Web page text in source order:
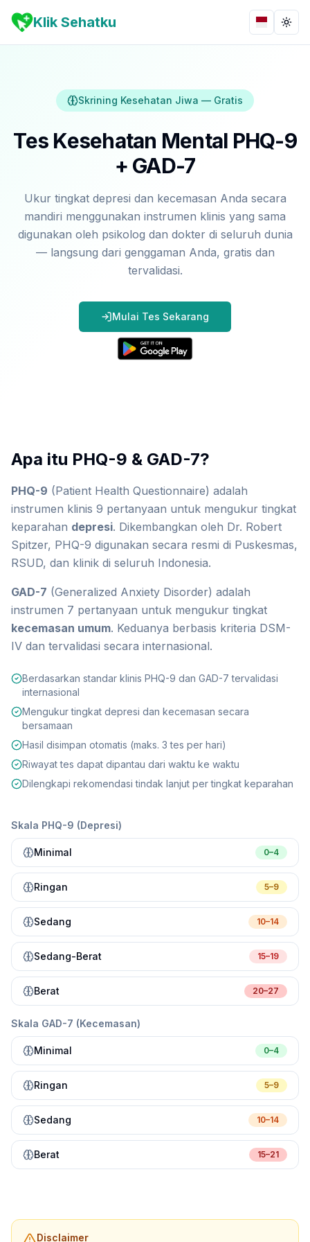
Klik Sehatku Bahasa
Skrining Kesehatan Jiwa — Gratis
Tes Kesehatan Mental PHQ-9
+ GAD-7
Ukur tingkat depresi dan kecemasan Anda secara
mandiri menggunakan instrumen klinis yang sama
digunakan oleh psikolog dan dokter di seluruh dunia
— langsung dari genggaman Anda, gratis dan
tervalidasi.
Mulai Tes Sekarang
Apa itu PHQ-9 & GAD-7?
PHQ-9 (Patient Health Questionnaire) adalah
instrumen klinis 9 pertanyaan untuk mengukur tingkat
keparahan depresi. Dikembangkan oleh Dr. Robert
Spitzer, PHQ-9 digunakan secara resmi di Puskesmas,
RSUD, dan klinik di seluruh Indonesia.
GAD-7 (Generalized Anxiety Disorder) adalah
instrumen 7 pertanyaan untuk mengukur tingkat
kecemasan umum. Keduanya berbasis kriteria DSM-
IV dan tervalidasi secara internasional.
Berdasarkan standar klinis PHQ-9 dan GAD-7 tervalidasi
internasional
Mengukur tingkat depresi dan kecemasan secara
bersamaan
Hasil disimpan otomatis (maks. 3 tes per hari)
Riwayat tes dapat dipantau dari waktu ke waktu
Dilengkapi rekomendasi tindak lanjut per tingkat keparahan
Skala PHQ-9 (Depresi)
Minimal 0–4
Ringan 5–9
Sedang 10–14
Sedang-Berat 15–19
Berat 20–27
Skala GAD-7 (Kecemasan)
Minimal 0–4
Ringan 5–9
Sedang 10–14
Berat 15–21
Disclaimer